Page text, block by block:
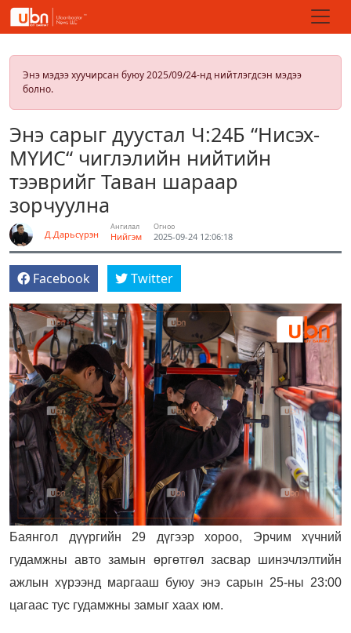
Энэ мэдээ хуучирсан буюу 2025/09/24-нд нийтлэгдсэн мэдээ
болно.
Энэ сарыг дуустал Ч:24Б “Нисэх-
МҮИС“ чиглэлийн нийтийн
тээврийг Таван шараар
зорчуулна
Д.Дарьсүрэн
Ангилал
Нийгэм
Огноо
2025-09-24 12:06:18
Facebook Twitter
Баянгол дүүргийн 29 дүгээр хороо, Эрчим хүчний
гудамжны авто замын өргөтгөл засвар шинэчлэлтийн
ажлын хүрээнд маргааш буюу энэ сарын 25-ны 23:00
цагаас тус гудамжны замыг хаах юм.